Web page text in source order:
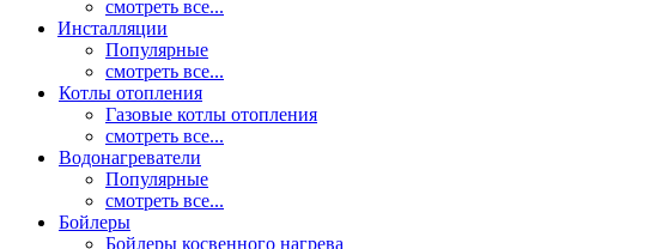
смотреть все...
Инсталляции
Популярные
смотреть все...
Котлы отопления
Газовые котлы отопления
смотреть все...
Водонагреватели
Популярные
смотреть все...
Бойлеры
Бойлеры косвенного нагрева